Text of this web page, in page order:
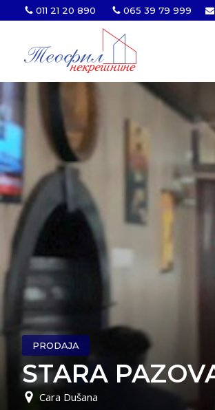
011 21 20 890 065 39 79 999
PRODAJA
STARA
Cara Dušana